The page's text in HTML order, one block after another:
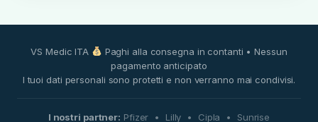
VS Medic ITA
Paghi alla consegna in contanti • Nessun
pagamento anticipato
I tuoi dati personali sono protetti e non verranno mai condivisi.
I nostri partner: Pfizer • Lilly • Cipla • Sunrise